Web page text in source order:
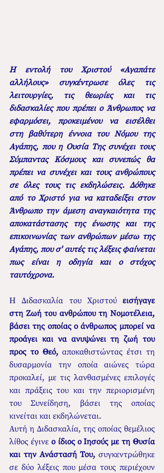
Η εντολή του Χριστού «Αγαπάτε
αλλήλους» συγκέντρωσε όλες τις
λειτουργίες, τις θεωρίες και τις
διδασκαλίες που πρέπει ο Άνθρωπος να
εφαρμόσει, προκειμένου να εισέλθει
στη βαθύτερη έννοια του Νόμου της
Αγάπης, που η Ουσία Της συνέχει τους
Σύμπαντας Κόσμους και συνεπώς θα
πρέπει να συνέχει και τους ανθρώπους
σε όλες τους τις εκδηλώσεις. Δόθηκε
από το Χριστό για να καταδείξει στον
Άνθρωπο την άμεση αναγκαιότητα της
αποκατάστασης της ένωσης και της
επικοινωνίας των ανθρώπων μέσω της
Αγάπης, που σ' αυτές τις λέξεις φαίνεται
πως είναι η οδηγία και ο στόχος
ταυτόχρονα.
Η Διδασκαλία του Χριστού εισήγαγε
στη Ζωή του ανθρώπου τη Νομοτέλεια,
βάσει της οποίας ο άνθρωπος μπορεί να
προάγει και να ανυψώνει τη ζωή του
προς το Θεό, αποκαθιστώντας έτσι τη
δυσαρμονία την οποία αιώνες τώρα
προκαλεί, με τις λανθασμένες επιλογές
και πράξεις του και την περιορισμένη
του Συνείδηση, βάσει της οποίας
κινείται και εκδηλώνεται.
Αυτή η Διδασκαλία, της οποίας θεμέλιος
λίθος έγινε ο ίδιος ο Ιησούς με τη Θυσία
και την Ανάστασή Του, συγκεντρώθηκε
σε δύο λέξεις που μέσα τους περιέχουν